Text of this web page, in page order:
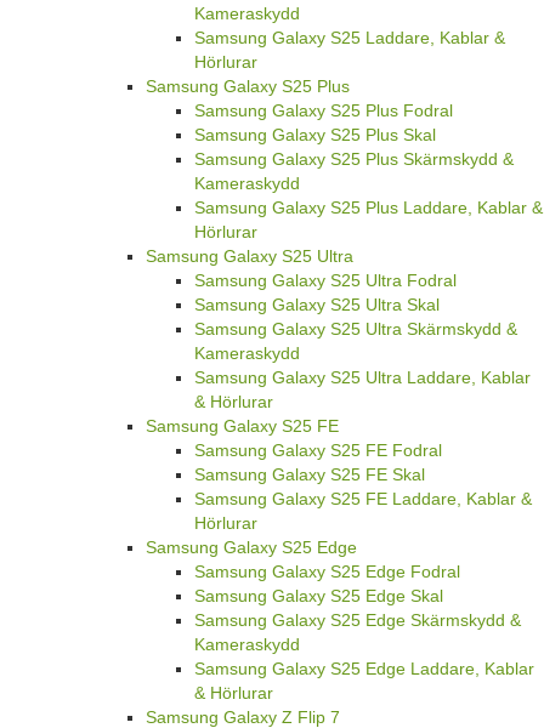
Kameraskydd
Samsung Galaxy S25 Laddare, Kablar &
Hörlurar
Samsung Galaxy S25 Plus
Samsung Galaxy S25 Plus Fodral
Samsung Galaxy S25 Plus Skal
Samsung Galaxy S25 Plus Skärmskydd &
Kameraskydd
Samsung Galaxy S25 Plus Laddare, Kablar &
Hörlurar
Samsung Galaxy S25 Ultra
Samsung Galaxy S25 Ultra Fodral
Samsung Galaxy S25 Ultra Skal
Samsung Galaxy S25 Ultra Skärmskydd &
Kameraskydd
Samsung Galaxy S25 Ultra Laddare, Kablar
& Hörlurar
Samsung Galaxy S25 FE
Samsung Galaxy S25 FE Fodral
Samsung Galaxy S25 FE Skal
Samsung Galaxy S25 FE Laddare, Kablar &
Hörlurar
Samsung Galaxy S25 Edge
Samsung Galaxy S25 Edge Fodral
Samsung Galaxy S25 Edge Skal
Samsung Galaxy S25 Edge Skärmskydd &
Kameraskydd
Samsung Galaxy S25 Edge Laddare, Kablar
& Hörlurar
Samsung Galaxy Z Flip 7